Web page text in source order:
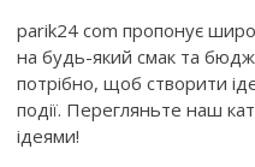
parik24 com пропонує
на будь-який смак та
потрібно, щоб створити
події. Перегляньте наш
ідеями!